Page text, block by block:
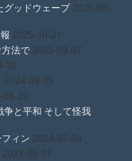
グッドウェーブ 2026-06-
2025-10-21
法で 2025-09-07
10
2024-09-09
08-22
と平和 そして怪我
ィン 2024-02-04
2023-08-07